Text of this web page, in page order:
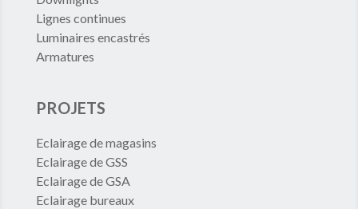
Lignes continues
Luminaires encastrés
Armatures
PROJETS
Eclairage de magasins
Eclairage de GSS
Eclairage de GSA
Eclairage bureaux